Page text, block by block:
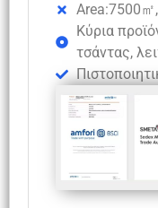
Area:7500
Κύρια
τσάντας,